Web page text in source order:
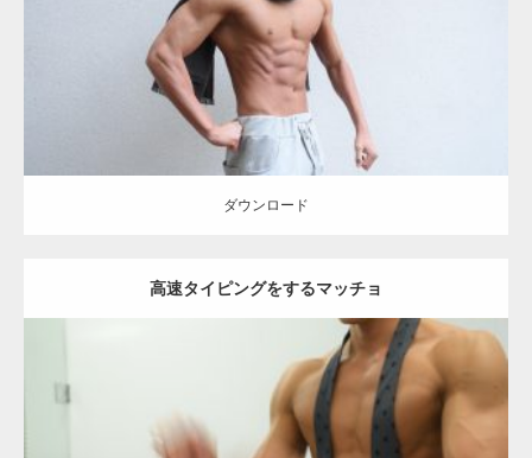
ダウンロード
ダウンロード
高速タイピングをするマッチョ
Update: 2021.07.10